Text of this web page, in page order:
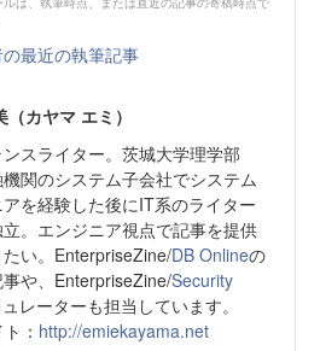
最近の執筆記事
（カヤマ エミ）
スライター。茨城大学理学部
関のシステム子会社でシステム
を経験した後にIT系のライター
立。エンジニア視点で記事を提供
たい。EnterpriseZine/DB Onlineの
や、EnterpriseZine/Security
レーターも担当しています。
： http://emiekayama.net